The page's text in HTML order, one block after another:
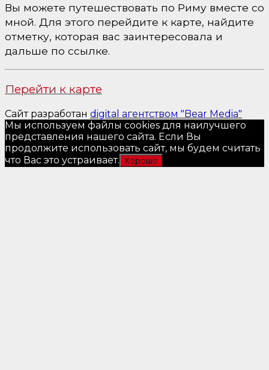
Вы можете путешествовать по Риму вместе со
мной. Для этого перейдите к карте, найдите
отметку, которая вас заинтересовала и
дальше по ссылке.
Перейти к карте
Сайт разработан digital агентством "Bear Media"
Мы используем файлы cookies для наилучшего
представления нашего сайта. Если Вы
продолжите использовать сайт, мы будем считать
что Вас это устраивает. Хорошо